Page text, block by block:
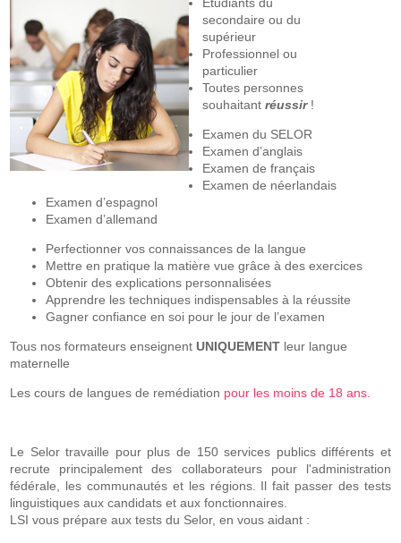
secondaire ou du
supérieur
Professionnel ou
particulier
Toutes personnes
souhaitantréussir !
Examen du SELOR
Examen d’anglais
Examen de français
Examen de néerlandais
Examen d’espagnol
Examen d’allemand
Perfectionner vos connaissances de la langue
Mettre en pratique la matière vue grâce à des exercices
Obtenir des explications personnalisées
Apprendre les techniques indispensables à la réussite
Gagner confiance en soi pour le jour de l’examen
Tous nos formateurs enseignentUNIQUEMENT leur langue
maternelle
Les cours de langues de remédiation pour les moins de 18 ans
Le Selor travaille pour plus de 150 services publics différents et
recrute principalement des collaborateurs pour l'administration
fédérale, les communautés et les régions. Il fait passer des tests
linguistiques aux candidats et aux fonctionnaires.
LSI vous prépare aux tests du Selor, en vous aidant :